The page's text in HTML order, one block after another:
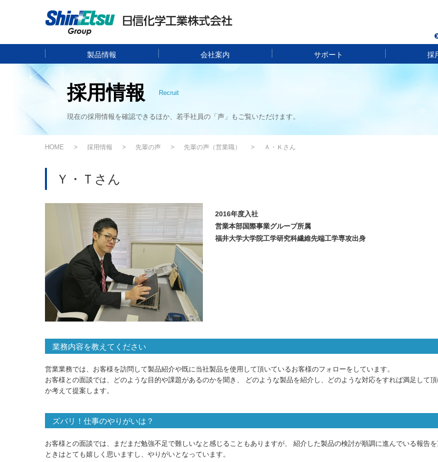
製品情報 会社案内 サポート 採
採用情報 Recruit
現在の採用情報を確認できるほか、若手社員の「声」もご覧いただけます。
HOME 採用情報 先輩の声 先輩の声（営業職） Ａ・Ｋさん
Ｙ・Ｔさん
2016年度入社
営業本部国際事業グループ所属
福井大学大学院工学研究科繊維先端工学専攻出身
業務内容を教えてください
営業業務では、お客様を訪問して製品紹介や既に当社製品を使用して頂いているお客様のフォローをしています。
お客様との面談では、どのような目的や課題があるのかを聞き、 どのような製品を紹介し、どのような対応をすれば満足して
か考えて提案します。
ズバリ！仕事のやりがいは？
お客様との面談では、まだまだ勉強不足で難しいなと感じることもありますが、 紹介した製品の検討が順調に進んでいる報告を
ときはとても嬉しく思いますし、やりがいとなっています。